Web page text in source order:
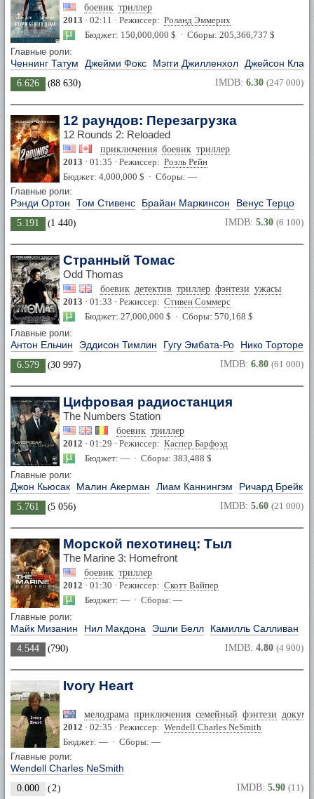
боевик триллер
2013 · 02:11 · Режиссер: Роланд Эммерих
Бюджет: 150,000,000 $ · Сборы: 205,366,737 $
Главные роли:
Ченнинг Татум Джейми Фокс Мэгги Джилленхол Джейсон Кларк
6.626 (88 630) IMDB: 6.30 (247 000)
12 раундов: Перезагрузка
12 Rounds 2: Reloaded
приключения боевик триллер
2013 · 01:35 · Режиссер: Роэль Рейн
Бюджет: 4,000,000 $ · Сборы: —
Главные роли:
Рэнди Ортон Том Стивенс Брайан Маркинсон Венус Терцо
5.191 (1 440) IMDB: 5.30 (6 100)
Странный Томас
Odd Thomas
боевик детектив триллер фэнтези ужасы
2013 · 01:33 · Режиссер: Стивен Соммерс
Бюджет: 27,000,000 $ · Сборы: 570,168 $
Главные роли:
Антон Ельчин Эддисон Тимлин Гугу Эмбата-Ро Нико
6.579 (30 997) IMDB: 6.80 (61 000)
Цифровая радиостанция
The Numbers Station
боевик триллер
2012 · 01:29 · Режиссер: Каспер Барфоэд
Бюджет: — · Сборы: 383,488 $
Главные роли:
Джон Кьюсак Малин Акерман Лиам Каннингэм Ричард Брейк
5.761 (5 056) IMDB: 5.60 (21 000)
Морской пехотинец: Тыл
The Marine 3: Homefront
боевик триллер
2012 · 01:30 · Режиссер: Скотт Вайпер
Бюджет: — · Сборы: —
Главные роли:
Майк Мизанин Нил Макдона Эшли Белл Камилль Салливан
4.544 (790) IMDB: 4.80 (4 900)
Ivory Heart
мелодрама приключения семейный фэнтези
2012 · 02:35 · Режиссер: Wendell Charles NeSmith
Бюджет: — · Сборы: —
Главные роли:
Wendell Charles NeSmith
0.000 (2) IMDB: 5.90 (11)